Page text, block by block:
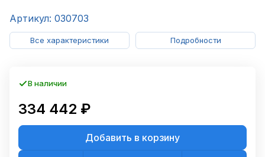
Артикул: 030703
Все характеристики Подробности
В наличии
334 442 ₽
Добавить в корзину